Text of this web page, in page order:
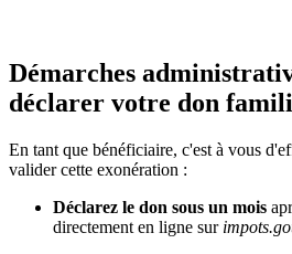
Démarches
déclarer votre don
En tant que bénéficiaire, c'est à vous
valider cette exonération :
Déclarez le don sous un mois
directement en ligne sur